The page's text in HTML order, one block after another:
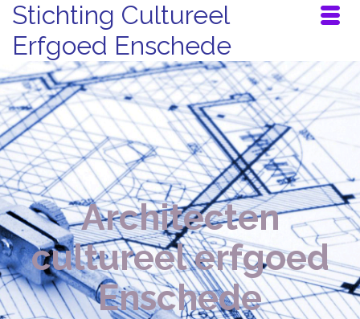
Stichting Cultureel
Erfgoed Enschede
Architecten
cultureel erfgoed
Enschede